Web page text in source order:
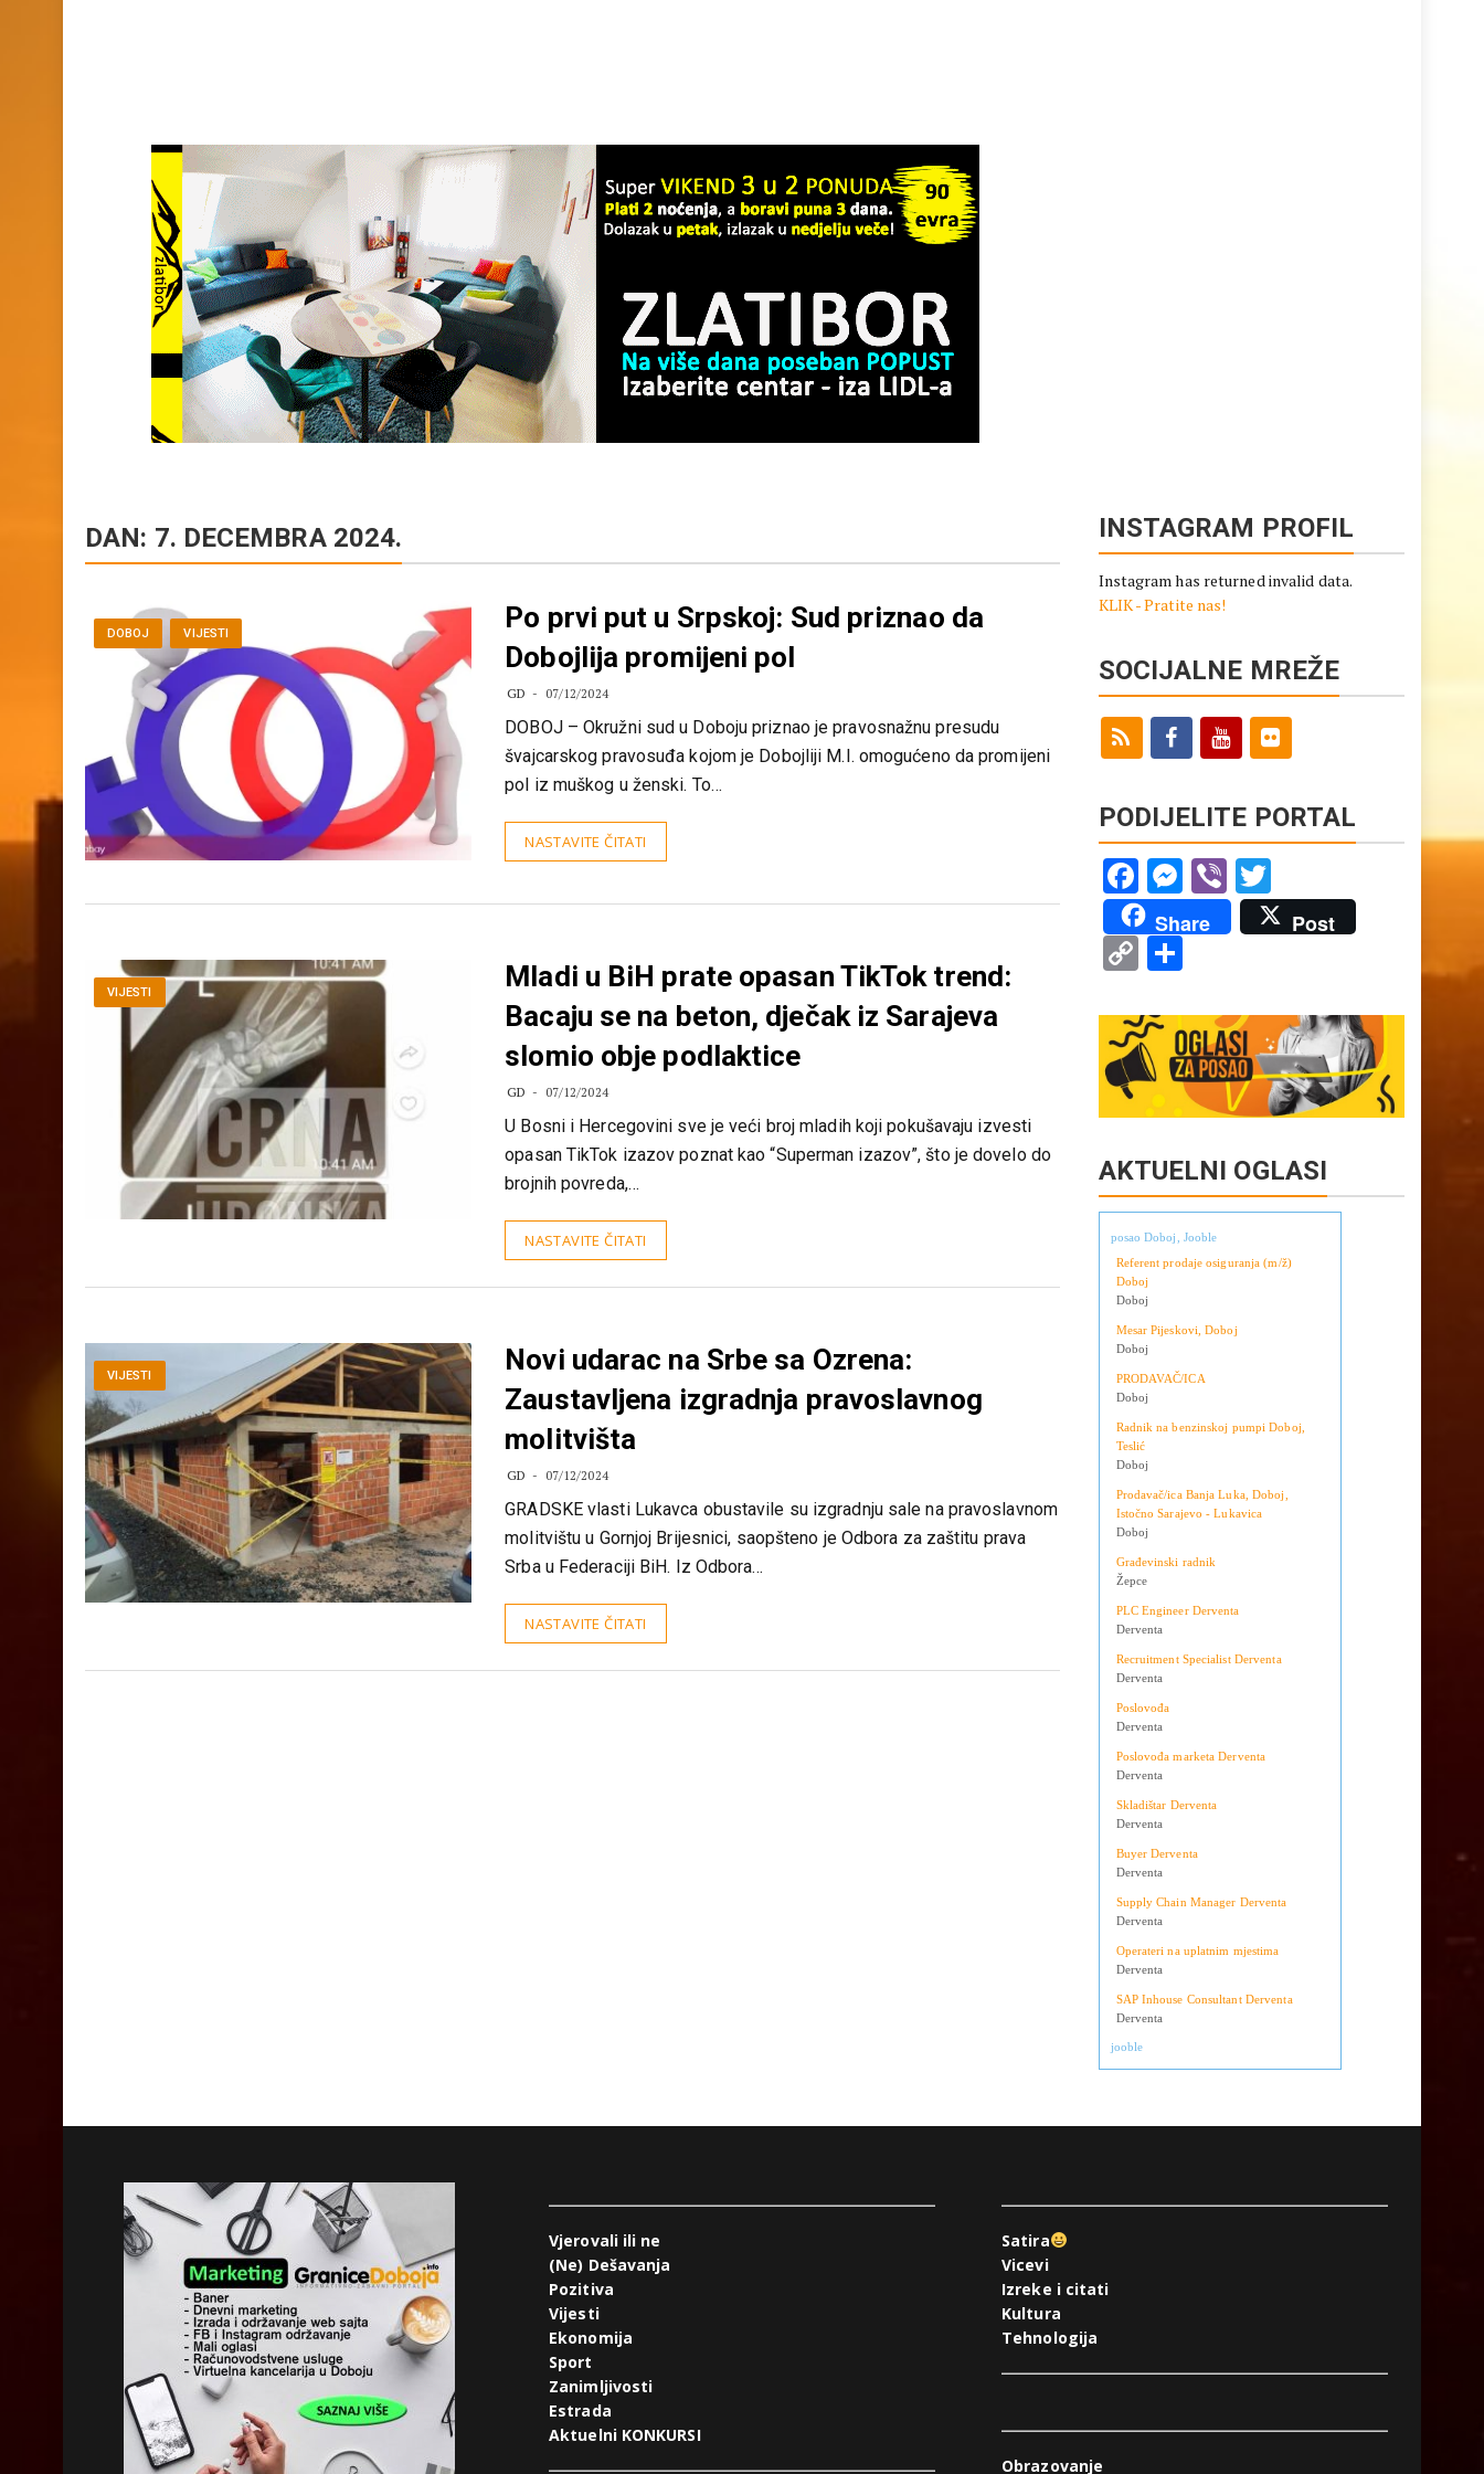
DOBOJ VIJESTI
Po prvi put u Srpskoj: Sud priznao da
Dobojlija promijeni pol
GD 07/12/2024
DOBOJ – Okružni sud u Doboju priznao je pravosnažnu presudu
švajcarskog pravosuđa kojom je Dobojliji M.I. omogućeno da promijeni
pol iz muškog u ženski. To…
VIJESTI
Mladi u BiH prate opasan TikTok trend:
Bacaju se na beton, dječak iz Sarajeva
slomio obje podlaktice
GD 07/12/2024
U Bosni i Hercegovini sve je veći broj mladih koji pokušavaju izvesti
opasan TikTok izazov poznat kao “Superman izazov”, što je dovelo do
brojnih povreda,…
NASTAVITE ČITATI
VIJESTI
Novi udarac na Srbe sa Ozrena:
Zaustavljena izgradnja pravoslavnog
molitvišta
GD 07/12/2024
GRADSKE vlasti Lukavca obustavile su izgradnju sale na pravoslavnom
molitvištu u Gornjoj Brijesnici, saopšteno je Odbora za zaštitu prava
Srba u Federaciji BiH. Iz Odbora…
NASTAVITE ČITATI
INSTAGRAM PROFIL
SOCIJALNE MREŽE
PODIJELITE PORTAL
Facebook
Messenger
ViberTwitter
Share
Link
AKTUELNI OGLASI
posao Doboj, Jooble
Referent prodaje osiguranja (m/ž)
Doboj
Doboj
Mesar Pijeskovi, Doboj
Doboj
PRODAVAČ/ICA
Doboj
Radnik na benzinskoj pumpi Doboj,
Teslić
Doboj
Prodavač/ica Banja Luka, Doboj,
Istočno Sarajevo - Lukavica
Doboj
Građevinski radnik
Žepce
PLC Engineer Derventa
Derventa
Recruitment Specialist Derventa
Derventa
Poslovođa
Derventa
Poslovođa marketa Derventa
Derventa
Skladištar Derventa
Derventa
Buyer Derventa
Derventa
Supply Chain Manager Derventa
Derventa
Operateri na uplatnim mjestima
Derventa
SAP Inhouse Consultant Derventa
Vjerovali ili ne
(Ne) Dešavanja
Pozitiva
Vijesti
Ekonomija
Sport
Zanimljivosti
Satira
Vicevi
Izreke i citati
Tehnologija